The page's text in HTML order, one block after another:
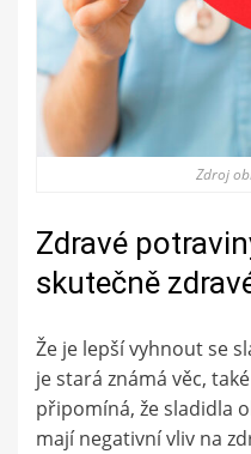
Zdroj
Zdravé
skutečně
Že je lepší vyhnout se
je stará známá věc,
připomíná, že sladidla
mají negativní vliv na